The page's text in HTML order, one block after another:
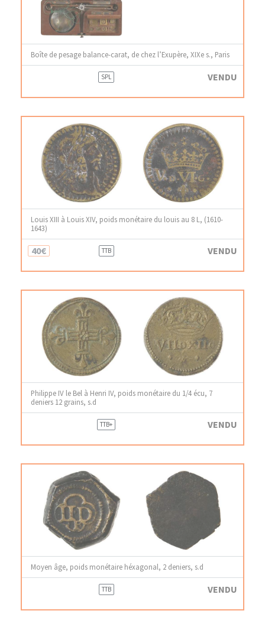
Boîte de pesage balance-carat, de chez l’Exupère, XIXe s., Paris
SPL VENDU
Louis XIII à Louis XIV, poids monétaire du louis au 8 L, (1610-
1643)
40€ TTB VENDU
Philippe IV le Bel à Henri IV, poids monétaire du 1/4 écu, 7
deniers 12 grains, s.d
TTB+ VENDU
Moyen âge, poids monétaire héxagonal, 2 deniers, s.d
TTB VENDU